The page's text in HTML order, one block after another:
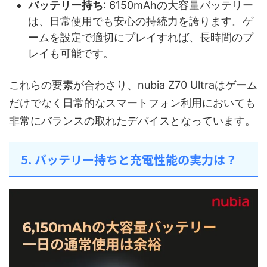
バッテリー持ち: 6150mAhの大容量バッテリー
は、日常使用でも安心の持続力を誇ります。ゲ
ームを設定で適切にプレイすれば、長時間のプ
レイも可能です。
これらの要素が合わさり、nubia Z70 Ultraはゲーム
だけでなく日常的なスマートフォン利用においても
非常にバランスの取れたデバイスとなっています。
5. バッテリー持ちと充電性能の実力は？